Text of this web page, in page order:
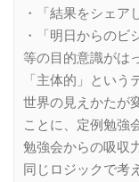
・「結果をシェア
・「明日からのビ
等の目的意識がは
「主体的」という
世界の見えかたが
ことに、定例勉強
勉強会からの吸収
同じロジックで考